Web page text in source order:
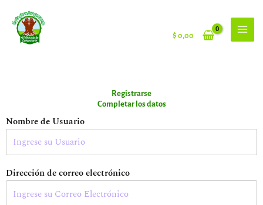
contenido
$ 0,00
Registrarse
Completar los datos
Nombre de Usuario
Dirección de correo electrónico